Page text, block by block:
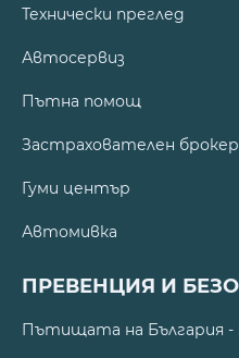
Технически преглед
Автосервиз
Пътна помощ
Застрахователен брокер
Гуми център
Автомивка
ПРЕВЕНЦИЯ И
Пътищата на България -